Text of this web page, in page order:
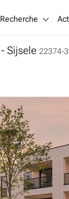
Recherche
- Sijsele 22374-